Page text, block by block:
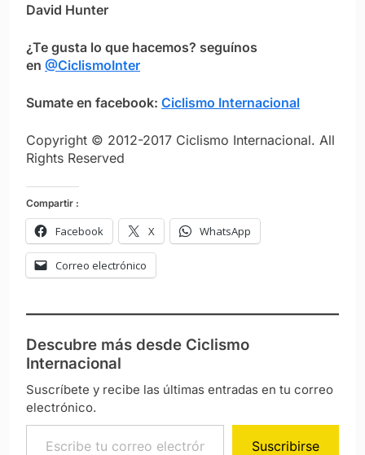
David Hunter
¿Te gusta lo que hacemos? seguínos
en @CiclismoInter
Sumate en facebook: Ciclismo Internacional
Copyright © 2012-2017 Ciclismo Internacional. All
Rights Reserved
Compartir :
Facebook X WhatsApp
Correo electrónico
Descubre más desde Ciclismo
Internacional
Suscríbete y recibe las últimas entradas en tu correo
electrónico.
Escribe tu correo electrónico…
Suscribirse